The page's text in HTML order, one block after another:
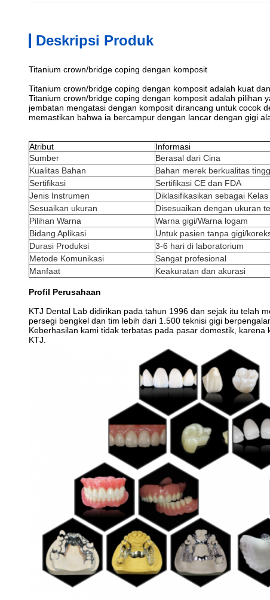
Deskripsi Produk
Titanium crown/bridge coping dengan komposit
Titanium crown/bridge coping dengan komposit adalah kuat
Titanium crown/bridge coping dengan komposit adalah pilihan
jembatan mengatasi dengan komposit dirancang untuk cocok
memastikan bahwa ia bercampur dengan lancar dengan gigi
Atribut
Informasi
Sumber
Berasal dari Cina
Kualitas Bahan
Bahan merek berkualitas
Sertifikasi
Sertifikasi CE dan FDA
Jenis Instrumen
Diklasifikasikan sebagai Kelas
Sesuaikan ukuran
Disesuaikan dengan ukuran
Pilihan Warna
Warna gigi/Warna logam
Bidang Aplikasi
Untuk pasien tanpa gigi/
Durasi Produksi
3-6 hari di laboratorium
Metode Komunikasi
Sangat profesional
Manfaat
Keakuratan dan akurasi
Profil Perusahaan
KTJ Dental Lab didirikan pada tahun 1996 dan sejak itu telah
persegi bengkel dan tim lebih dari 1.500 teknisi gigi
Keberhasilan kami tidak terbatas pada pasar domestik,
KTJ.